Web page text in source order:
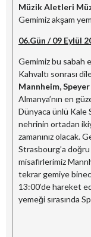
Müzik Aletleri
Gemimiz akşam
06.Gün / 09 Eylül
Gemimiz bu sabah
Kahvaltı sonrası
Mannheim,
Almanya’nın en
Dünyaca ünlü Kale
nehrinin ortadan
zamanınız olacak.
Strasbourg’a
misafirlerimiz
tekrar gemiye
13:00’de hareket
yemeği sırasında